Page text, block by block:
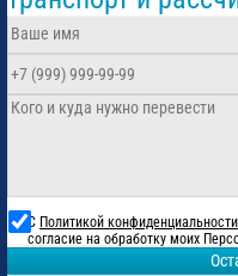
С Политикой конфиденциальности
согласие на обработку моих